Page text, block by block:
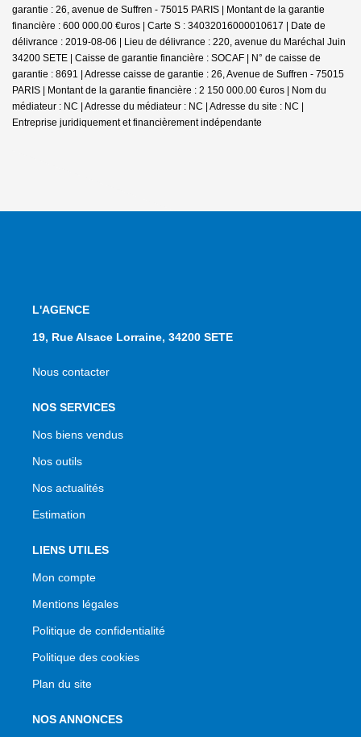
garantie : 26, avenue de Suffren - 75015 PARIS | Montant de la garantie
financière : 600 000.00 €uros | Carte S : 34032016000010617 | Date de
délivrance : 2019-08-06 | Lieu de délivrance : 220, avenue du Maréchal Juin
34200 SETE | Caisse de garantie financière : SOCAF | N° de caisse de
garantie : 8691 | Adresse caisse de garantie : 26, Avenue de Suffren - 75015
PARIS | Montant de la garantie financière : 2 150 000.00 €uros | Nom du
médiateur : NC | Adresse du médiateur : NC | Adresse du site : NC |
Entreprise juridiquement et financièrement indépendante
L'AGENCE
19, Rue Alsace Lorraine, 34200 SETE
Nous contacter
NOS SERVICES
Nos biens vendus
Nos outils
Nos actualités
Estimation
LIENS UTILES
Mon compte
Mentions légales
Politique de confidentialité
Politique des cookies
Plan du site
NOS ANNONCES